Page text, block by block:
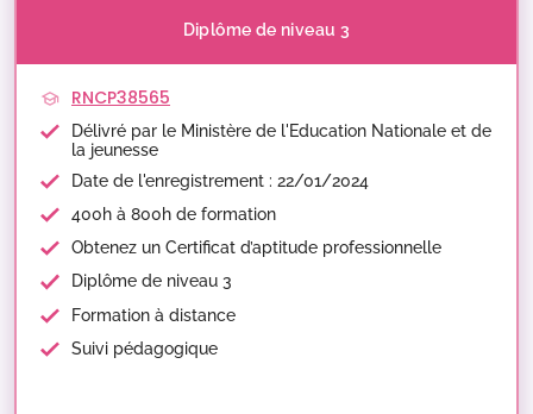
Diplôme de niveau 3
RNCP38565
Délivré par le Ministère de l'Education Nationale et de
la jeunesse
Date de l'enregistrement : 22/01/2024
400h à 800h de formation
Obtenez un Certificat d’aptitude professionnelle
Diplôme de niveau 3
Formation à distance
Suivi pédagogique